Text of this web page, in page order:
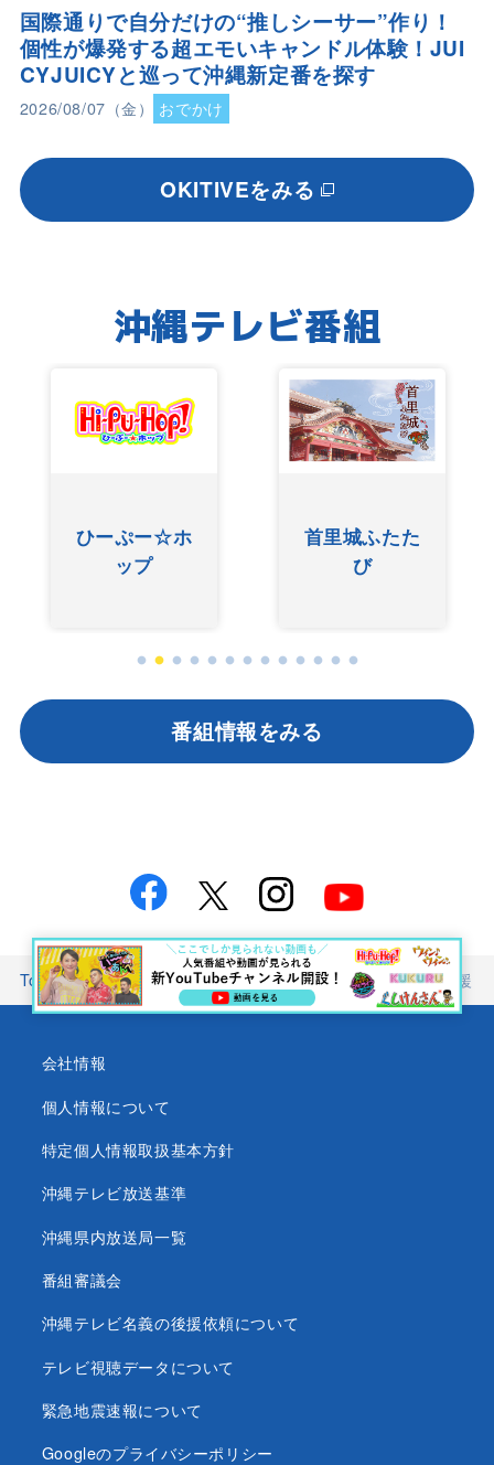
国際通りで自分だけの“推しシーサー”作り！
個性が爆発する超エモいキャンドル体験！JUI
CYJUICYと巡って沖縄新定番を探す
2026/08/07（金） おでかけ
OKITIVEをみる
沖縄テレビ番組
ひーぷー☆ホ
ップ
首里城ふたた
び
番組情報をみる
Top お知らせTOP 【番組】環金武湾3市町村連携元気応援
会社情報
個人情報について
特定個人情報取扱基本方針
沖縄テレビ放送基準
沖縄県内放送局一覧
番組審議会
沖縄テレビ名義の後援依頼について
テレビ視聴データについて
緊急地震速報について
Googleのプライバシーポリシー